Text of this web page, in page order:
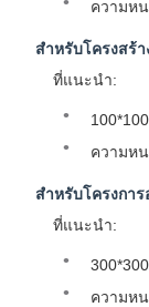
ความห
สำหรับโครงสร้า
ที่แนะนำ:
ความห
สำหรับโครงกา
ที่แนะนำ:
ความห